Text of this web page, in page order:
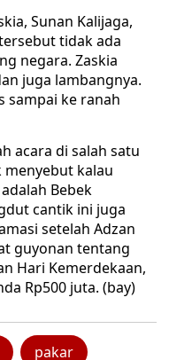
Sunan Kalijaga,
tidak ada
negara. Zaskia
juga lambangnya.
sampai ke ranah
acara di salah satu
menyebut kalau
Bebek
cantik ini juga
setelah Adzan
guyonan tentang
Hari Kemerdekaan,
Rp500 juta. (bay)
pakar